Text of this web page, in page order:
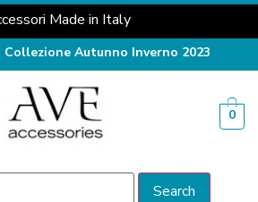
Made in Italy
Collezione Autunno Inverno 2023
0
Search